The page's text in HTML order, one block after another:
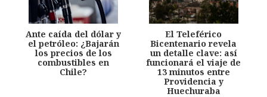
Ante caída del dólar y
el petróleo: ¿Bajarán
los precios de los
combustibles en
Chile?
El Teleférico
Bicentenario revela
un detalle clave: así
funcionará el viaje de
13 minutos entre
Providencia y
Huechuraba